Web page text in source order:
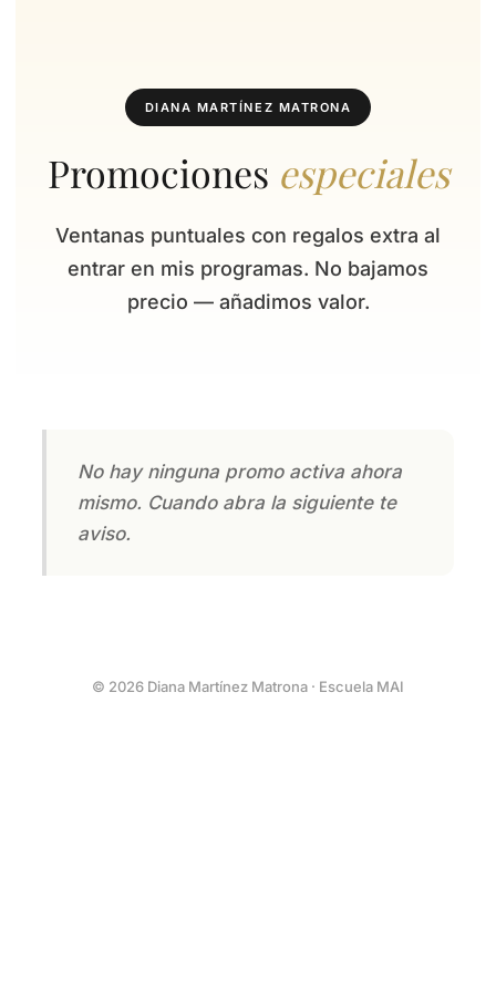
DIANA MARTÍNEZ MATRONA
Promociones especiales
Ventanas puntuales con regalos extra al
entrar en mis programas. No bajamos
precio — añadimos valor.
No hay ninguna promo activa ahora
mismo. Cuando abra la siguiente te
aviso.
© 2026 Diana Martínez Matrona · Escuela MAI